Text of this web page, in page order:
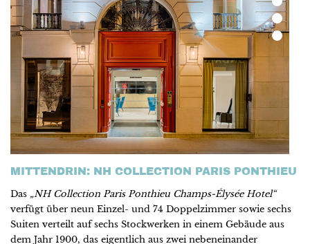
MITTENDRIN: NH COLLECTION PARIS PONTHIEU
Das „NH Collection Paris Ponthieu Champs-Élysée Hotel“
verfügt über neun Einzel- und 74 Doppelzimmer sowie sechs
Suiten verteilt auf sechs Stockwerken in einem Gebäude aus
dem Jahr 1900, das eigentlich aus zwei nebeneinander